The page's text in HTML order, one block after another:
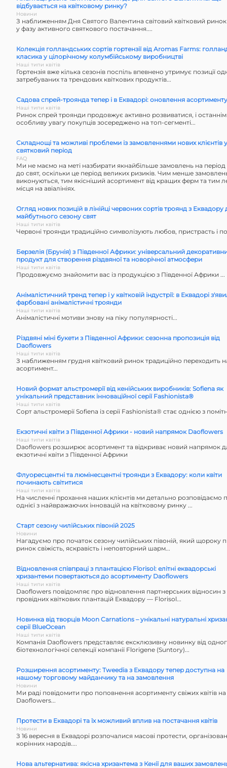
відбувається на квітковому ринку?
Новини
З наближенням Дня Святого Валентина світовий квітковий
у фазу активного святкового постачання....
Колекція голландських сортів гортензії від Aromas Farms:
класика у цілорічному колумбійському виробництві
Наші типи квітів
Гортензія вже кілька сезонів поспіль впевнено утримує позиції
затребуваних та трендових квіткових продуктів...
Садова спрей-троянда тепер і в Еквадорі: оновлення асортименту
Наші типи квітів
Ринок спрей троянди продовжує активно розвиватися, і
особливу увагу покупців зосереджено на топ-сегменті...
Складнощі та можливі проблеми із замовленнями нових клієнтів у
святковий період
FAQ
Ми не маємо на меті назбирати якнайбільше замовлень на період
до свят, оскільки це період великих ризиків. Чим менше
виконуються, тим якісніший асортимент від кращих ферм та тим
місця на авіалініях.
Огляд нових позицій в лінійці червоних сортів троянд з Еквадору
майбутнього сезону свят
Наші типи квітів
Червоні троянди традиційно символізують любов, пристрасть і
Берзелія (Брунія) з Південної Африки: універсальний
продукт для створення різдвяної та новорічної атмосфери
Наші типи квітів
Продовжуємо знайомити вас із продукцією з Південної Африки ...
Анімалістичний тренд тепер і у квітковій індустрії: в Еквадорі
фарбовані анімалістичні троянди
Наші типи квітів
Анімалістичні мотиви знову на піку популярності...
Різдвяні міні букети з Південної Африки: сезонна пропозиція від
Daoflowers
Наші типи квітів
З наближенням грудня квітковий ринок традиційно переходить
асортимент...
Новий формат альстромерії від кенійських виробників: Sofiena як
унікальний представник інноваційної серії Fashionista®
Наші типи квітів
Сорт альстромерії Sofiena із серії Fashionista® стає однією з
Екзотичні квіти з Південної Африки - новий напрямок Daoflowers
Наші типи квітів
Daoflowers розширює асортимент та відкриває новий напрямок
екзотичні квіти з Південної Африки
Флуоресцентні та люмінесцентні троянди з Еквадору: коли квіти
починають світитися
Наші типи квітів
На численні прохання наших клієнтів ми детально розповідаємо
однієї з найвражаючих інновацій на квітковому ринку ...
Старт сезону чилійських півоній 2025
Новини
Нагадуємо про початок сезону чилійських півоній, який щороку
ринок свіжість, яскравість і неповторний шарм...
Відновлення співпраці з плантацією Florisol: елітні еквадорські
хризантеми повертаються до асортименту Daoflowers
Наші типи квітів
Daoflowers повідомляє про відновлення партнерських відносин з
провідних квіткових плантацій Еквадору — Florisol...
Новинка від творців Moon Carnations – унікальні натуральні
серії BlueOcean
Наші типи квітів
Компанія Daoflowers представляє ексклюзивну новинку від одного
біотехнологічної селекції компанії Florigene (Suntory)...
Розширення асортименту: Tweedia з Еквадору тепер доступна на
нашому торговому майданчику та на замовлення
Новини
Ми раді повідомити про поповнення асортименту свіжих квітів
Daoflowers...
Протести в Еквадорі та їх можливий вплив на постачання квітів
Новини
З 16 вересня в Еквадорі розпочалися масові протести,
корінних народів....
Нова альтернатива: якісна хризантема з Кенії для ваших